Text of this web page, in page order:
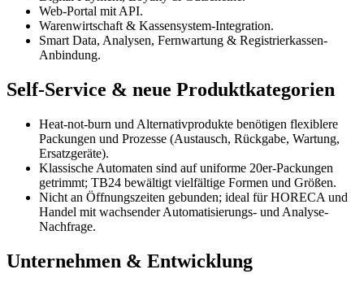
Web-Portal mit API.
Warenwirtschaft & Kassensystem-Integration.
Smart Data, Analysen, Fernwartung & Registrierkassen-
Anbindung.
Self-Service & neue Produktkategorien
Heat-not-burn und Alternativprodukte benötigen flexiblere
Packungen und Prozesse (Austausch, Rückgabe, Wartung,
Ersatzgeräte).
Klassische Automaten sind auf uniforme 20er-Packungen
getrimmt; TB24 bewältigt vielfältige Formen und Größen.
Nicht an Öffnungszeiten gebunden; ideal für HORECA und
Handel mit wachsender Automatisierungs- und Analyse-
Nachfrage.
Unternehmen & Entwicklung